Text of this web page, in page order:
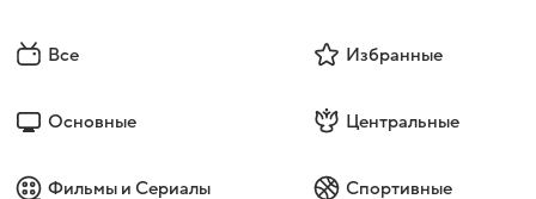
Все Избранные
Основные Центральные
Фильмы и Сериалы Спортивные